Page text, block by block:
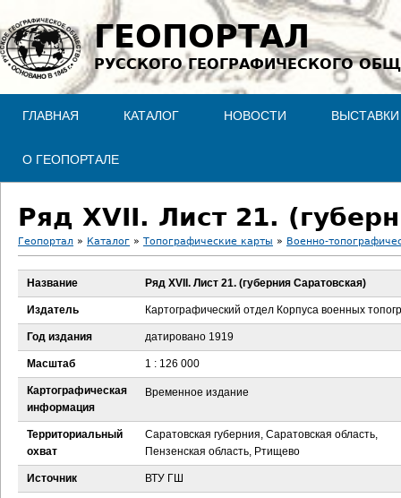
Jump to navigation
ГЕОПОРТАЛ
РУССКОГО ГЕОГРАФИЧЕСКОГО
ГЛАВНАЯ КАТАЛОГ НОВОСТИ ВЫСТАВКИ
О ГЕОПОРТАЛЕ
Ряд XVII. Лист 21.
В
ы
д
е
ь
Геопортал » Каталог » Топографические карты » Военно-
Название Ряд XVII. Лист 21. (губерния Саратовская)
Издатель Картографический отдел Корпуса военных
Год издания датировано 1919
Масштаб 1 : 126 000
Картографическая
информация
Временное издание
Территориальный
охват
Саратовская губерния, Саратовская область,
Пензенская область, Ртищево
Источник ВТУ ГШ